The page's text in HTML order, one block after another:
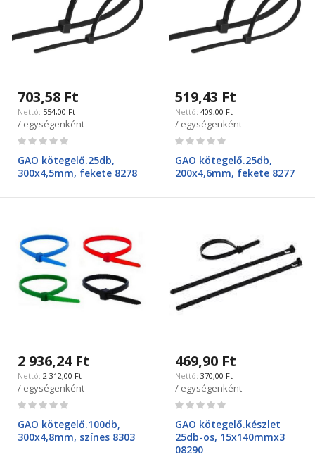
703,58 Ft
554,00 Ft
/ egységenként
Rating:
GAO kötegelő.25db,
300x4,5mm, fekete 8278
519,43 Ft
409,00 Ft
/ egységenként
Rating:
GAO kötegelő.25db,
200x4,6mm, fekete 8277
2 936,24 Ft
2 312,00 Ft
/ egységenként
Rating:
GAO kötegelő.100db,
300x4,8mm, színes 8303
469,90 Ft
370,00 Ft
/ egységenként
Rating:
GAO kötegelő.készlet
25db-os, 15x140mmx3
08290